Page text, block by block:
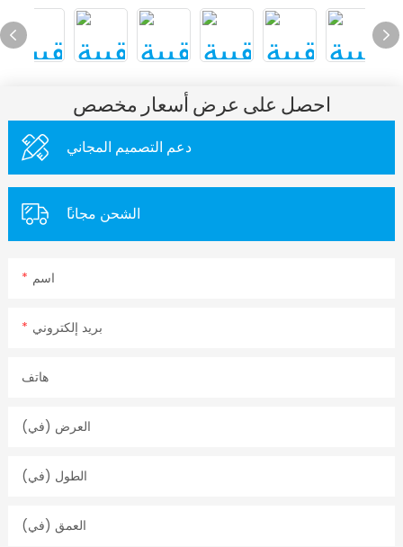
احصل على عرض أسعار مخصص
دعم التصميم المجاني
ًالشحن مجانا
اسم
بريد إلكتروني
هاتف
العرض (في)
الطول (في)
العمق (في)